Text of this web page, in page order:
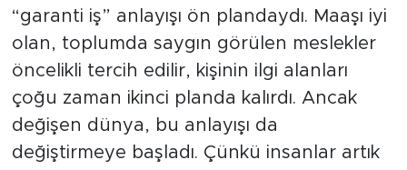
“garanti iş” anlayışı ön plandaydı. Maaşı iyi
olan, toplumda saygın görülen meslekler
öncelikli tercih edilir, kişinin ilgi alanları
çoğu zaman ikinci planda kalırdı. Ancak
değişen dünya, bu anlayışı da
değiştirmeye başladı. Çünkü insanlar artık